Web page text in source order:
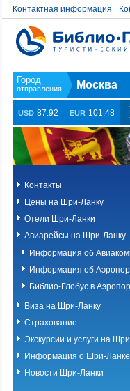
Контактная информация
Москва
USD 87.92 EUR 101.48
Контакты
Цены на Шри-Ланку
Отели Шри-Ланки
Авиарейсы на Шри-Ланку
Информация об
Информация об
Библио-Глобус в
Виза на Шри-Ланку
Страхование
Экскурсии и услуги на
Информация о Шри-Ланке
Новости Шри-Ланки